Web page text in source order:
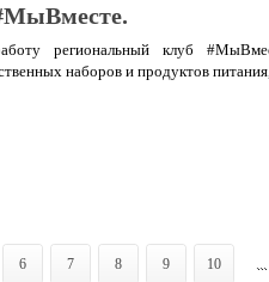
региональный клуб
наборов и продуктов
6 7 8 9 10 ...